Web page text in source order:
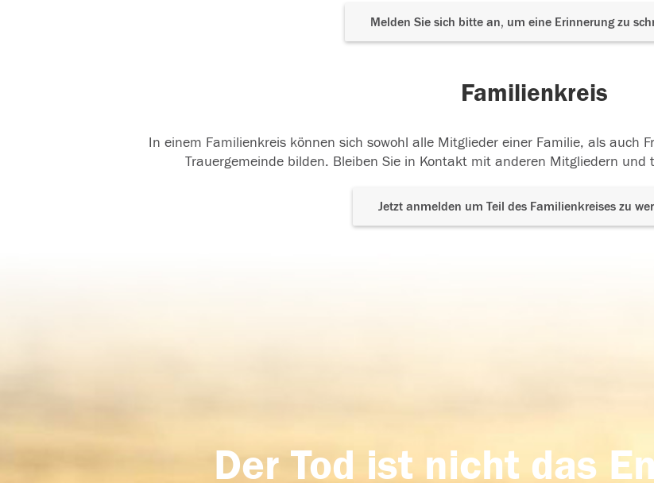
Melden Sie sich bitte an, um eine Erinnerung zu
Familienkreis
In einem Familienkreis können sich sowohl alle Mitglieder einer Familie, als auch
Trauergemeinde bilden. Bleiben Sie in Kontakt mit anderen Mitgliedern und
Jetzt anmelden um Teil des Familienkreises zu
Der Tod ist nicht das